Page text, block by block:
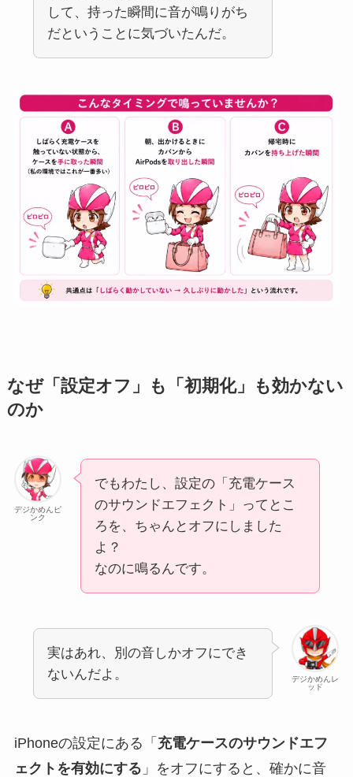
して、持った瞬間に音が鳴りがち
だということに気づいたんだ。
なぜ「設定オフ」も「初期化」も効かない
のか
デジかめんピ
ンク
でもわたし、設定の「充電ケース
のサウンドエフェクト」ってとこ
ろを、ちゃんとオフにしました
よ？
なのに鳴るんです。
デジかめんレ
ッド
実はあれ、別の音しかオフにでき
ないんだよ。
iPhoneの設定にある「 充電ケースのサウンドエフ
ェクトを有効にする 」をオフにすると、確かに音